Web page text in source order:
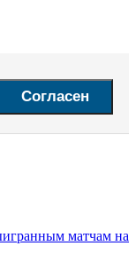
Согласен
матчам на